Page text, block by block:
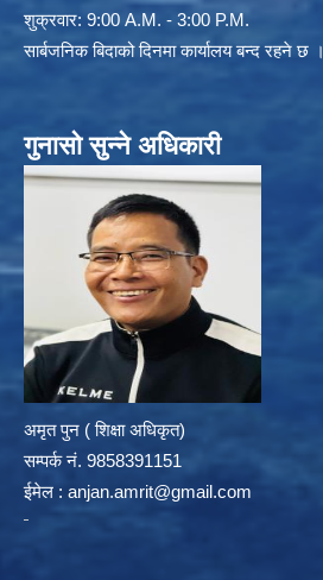
शुक्रवार: 9:00 A.M. - 3:00 P.M.
सार्बजनिक बिदाको दिनमा कार्यालय बन्द रहने छ ।
गुनासो सुन्ने अधिकारी
अमृत पुन ( शिक्षा अधिकृत)
सम्पर्क न‌ं. 9858391151
ईमेल : anjan.amrit@gmail.com